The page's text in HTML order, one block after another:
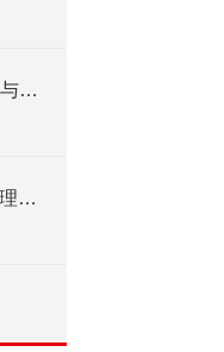
浅析组合式防爆配电箱的维护与注意事项
LNZ防水防尘操作柱的技术原理和应用领域